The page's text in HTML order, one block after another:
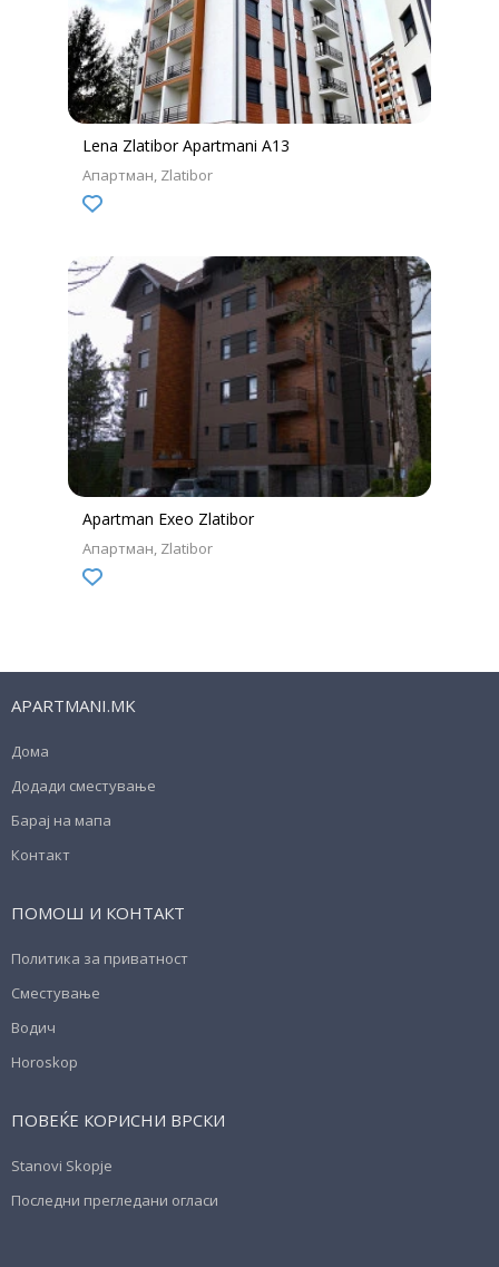
Lena Zlatibor Apartmani A13
Апартман Zlatibor
Apartman Exeo Zlatibor
Апартман Zlatibor
APARTMANI.MK
Дома
Додади сместување
Барај на мапа
Контакт
ПОМОШ И КОНТАКТ
Политика за приватност
Сместување
Водич
Horoskop
ПОВЕЌЕ КОРИСНИ ВРСКИ
Stanovi Skopje
Последни прегледани огласи